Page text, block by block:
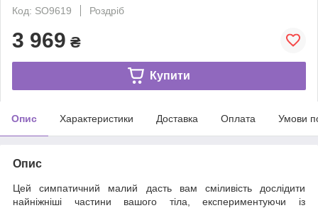
Код: SO9619
Роздріб
3 969 ₴
Купити
Опис Характеристики Доставка Оплата Умови
Опис
Цей симпатичний малий дасть вам сміливість дослідити
найніжніші частини вашого тіла, експериментуючи із